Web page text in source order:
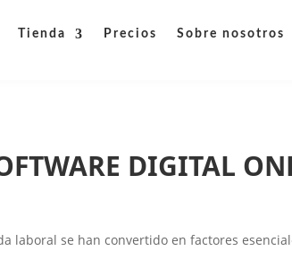
Tienda Precios Sobre nosotros
DIGITAL
laboral se han convertido en factores